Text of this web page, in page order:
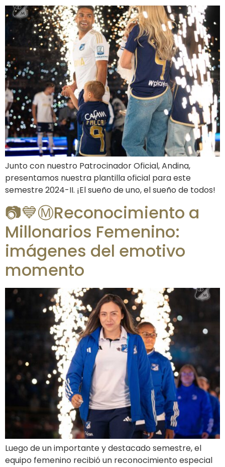
Junto con nuestro Patrocinador Oficial, Andina,
presentamos nuestra plantilla oficial para este
semestre 2024-II. ¡El sueño de uno, el sueño de todos!
📷💙Ⓜ️Reconocimiento a
Millonarios Femenino:
imágenes del emotivo
momento
Luego de un importante y destacado semestre, el
equipo femenino recibió un reconocimiento especial